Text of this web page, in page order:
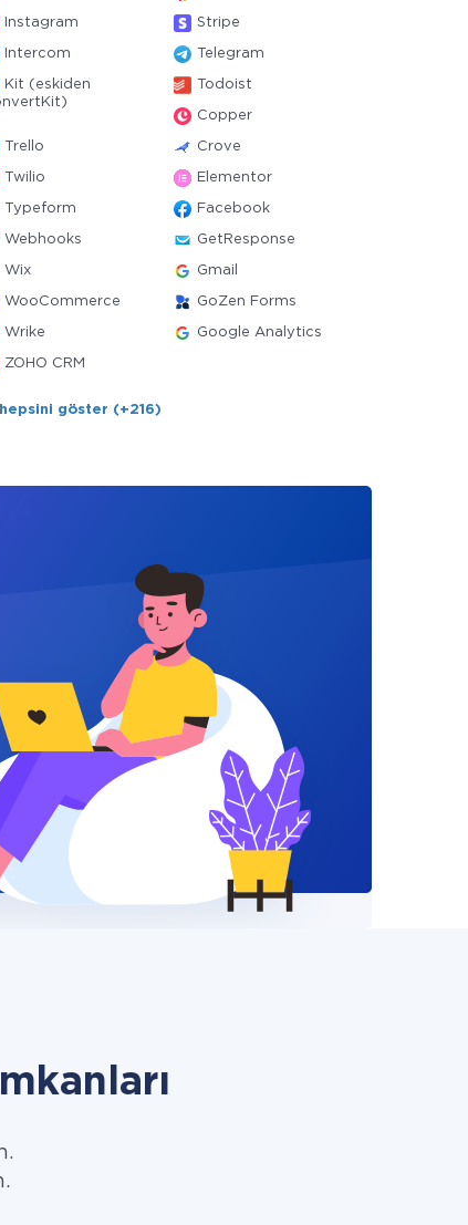
Instagram Stripe
Intercom Telegram
Kit (eskiden
Todoist
Copper
Trello Crove
Twilio Elementor
Typeform Facebook
Webhooks GetResponse
Wix Gmail
WooCommerce GoZen Forms
Wrike Google Analytics
ZOHO CRM
hepsini göster (+216)